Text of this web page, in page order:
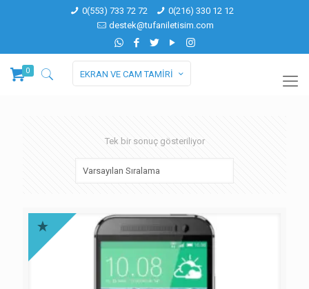
0(553) 733 72 72
0(216) 330 12 12
destek@tufaniletisim.com
0 EKRAN VE CAM TAMİRİ
Tek bir sonuç gösteriliyor